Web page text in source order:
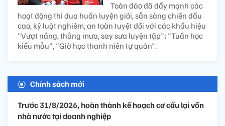
Toàn đảo đã đẩy mạnh các
hoạt động thi đua huấn luyện giỏi, sẵn sàng chiến đấu
cao, kỷ luật nghiêm, an toàn tuyệt đối với các khẩu hiệu
"Vượt nắng, thắng mưa, say sưa luyện tập"; "Tuần học
kiểu mẫu", "Giờ học thanh niên tự quản".
Chính sách mới
Trước 31/8/2026, hoàn thành kế hoạch cơ cấu lại vốn
nhà nước tại doanh nghiệp